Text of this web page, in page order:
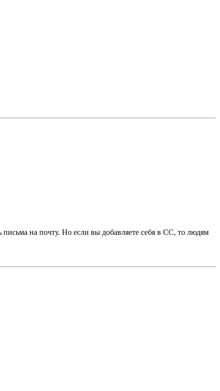
на почту. Но если вы добавляете себя в СС, то людям